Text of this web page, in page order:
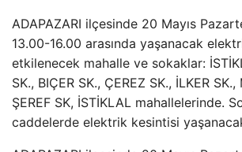
ADAPAZARI ilçesinde 20 Mayıs
13.00-16.00 arasında yaşanacak
etkilenecek mahalle ve sokaklar:
SK., BIÇER SK., ÇEREZ SK., İLKER
ŞEREF SK, İSTİKLAL mahallelerinde.
caddelerde elektrik kesintisi